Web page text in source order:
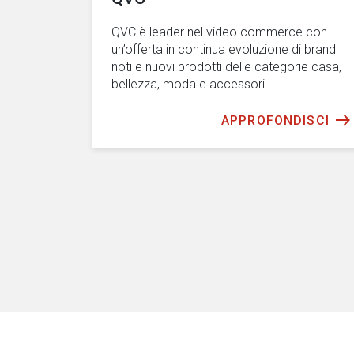
QVC è leader nel video commerce con
un’offerta in continua evoluzione di brand
noti e nuovi prodotti delle categorie casa,
bellezza, moda e accessori.
APPROFONDISCI